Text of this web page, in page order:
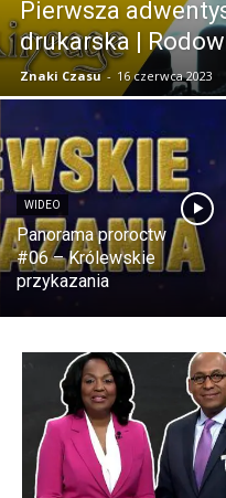
Pierwsza
drukarska |
Znaki Czasu - 16 czerwca 2023
WIDEO
Panorama proroctw
#06 – Królewskie
przykazania